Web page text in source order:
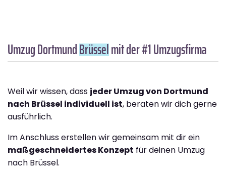
Umzug DortmundBrüsselmit der #1 Umzugsfirma
Weil wir wissen, dass jeder Umzug von Dortmund
nach Brüssel individuell ist, beraten wir dich gerne
ausführlich.
Im Anschluss erstellen wir gemeinsam mit dir ein
maßgeschneidertes Konzept für deinen Umzug
nach Brüssel.